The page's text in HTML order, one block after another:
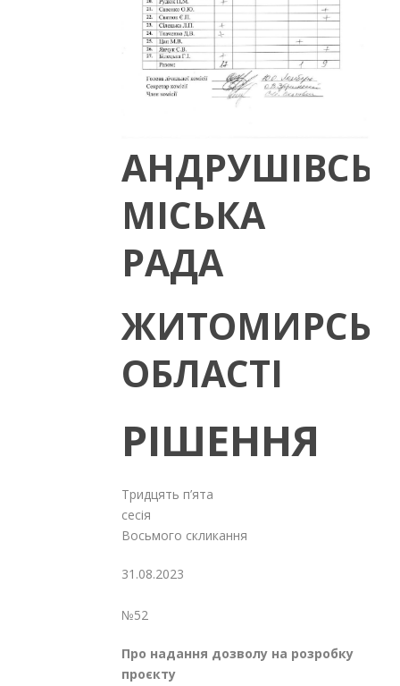
МІСЬКА
РАДА
ОБЛАСТІ
РІШЕННЯ
Тридцять п’ята
сесія
Восьмого скликання
31.08.2023
№52
Про надання дозволу на розробку
проєкту